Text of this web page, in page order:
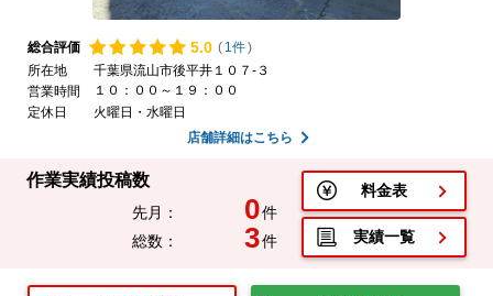
総合評価 5.0 ( 1件)
所在地
千葉県流山市後平井１０７-３
営業時間
１０：００～１９：００
定休日
火曜日・水曜日
店舗詳細はこちら
作業実績投稿数
先月： 0件
総数：
3件
料金表
実績一覧